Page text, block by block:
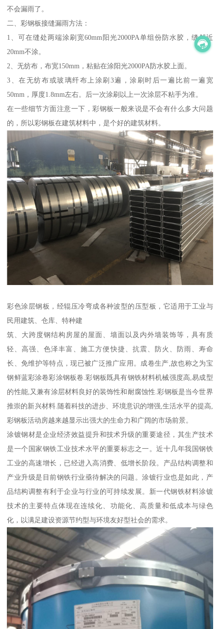
不会漏雨了。
二、彩钢板接缝漏雨方法：
1、可在缝处两端涂刷宽60mm阳光2000PA单组份防水胶，缝邻近
20mm不涂。
2、无纺布，布宽150mm，粘贴在涂阳光2000PA防水胶上面。
3、在无纺布或玻璃纤布上涂刷3遍，涂刷时后一遍比前一遍宽
50mm，厚度1.8mm左右。后一次涂刷以上一次涂层不粘手为准。
在一些细节方面注意一下，彩钢板一般来说是不会有什么多大问题
的，所以彩钢板在建筑材料中，是个好的建筑材料。
彩色涂层钢板，经辊压冷弯成各种波型的压型板，它适用于工业与
民用建筑、仓库、特种建
筑、大跨度钢结构房屋的屋面、墙面以及内外墙装饰等，具有质
轻、高强、色泽丰富、施工方便快捷、抗震、防火、防雨、寿命
长、免维护等特点，现已被广泛推广应用。成卷生产,故也称之为宝
钢鲜蓝彩涂卷彩涂钢板卷.彩钢板既具有钢铁材料机械强度高,易成型
的性能,又兼有涂层材料良好的装饰性和耐腐蚀性.彩钢板是当今世界
推崇的新兴材料.随着科技的进步、环境意识的增强,生活水平的提高,
彩钢板活动房越来越显示出强大的生命力和广阔的市场前景。
涂镀钢材是企业经济效益提升和技术升级的重要途径，其生产技术
是一个国家钢铁工业技术水平的重要标志之一。近十几年我国钢铁
工业的高速增长，已经进入高消费、低增长阶段。产品结构调整和
产业升级是目前钢铁行业亟待解决的问题。涂镀行业也是如此，产
品结构调整有利于企业与行业的可持续发展。新一代钢铁材料涂镀
技术的主要特点体现在连续化、功能化、高质量和低成本与绿色
化，以满足建设资源节约型与环境友好型社会的需求。